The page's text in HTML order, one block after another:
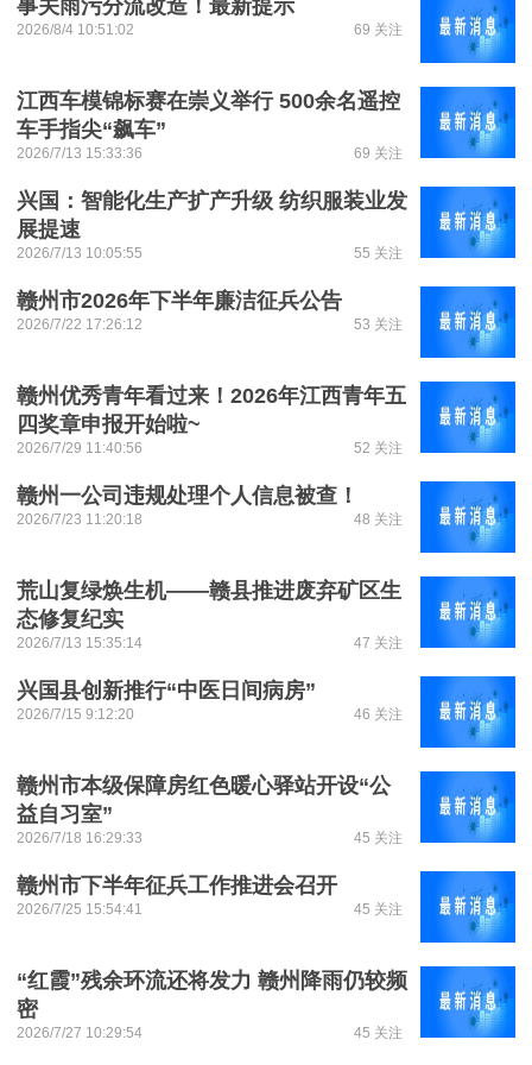
事关雨污分流改造！最新提示
2026/8/4 10:51:02 69 关注
江西车模锦标赛在崇义举行 500余名遥控
车手指尖“飙车”
2026/7/13 15:33:36 69 关注
兴国：智能化生产扩产升级 纺织服装业发
展提速
2026/7/13 10:05:55 55 关注
赣州市2026年下半年廉洁征兵公告
2026/7/22 17:26:12 53 关注
赣州优秀青年看过来！2026年江西青年五
四奖章申报开始啦~
2026/7/29 11:40:56 52 关注
赣州一公司违规处理个人信息被查！
2026/7/23 11:20:18 48 关注
荒山复绿焕生机——赣县推进废弃矿区生
态修复纪实
2026/7/13 15:35:14 47 关注
兴国县创新推行“中医日间病房”
2026/7/15 9:12:20 46 关注
赣州市本级保障房红色暖心驿站开设“公
益自习室”
2026/7/18 16:29:33 45 关注
赣州市下半年征兵工作推进会召开
2026/7/25 15:54:41 45 关注
“红霞”残余环流还将发力 赣州降雨仍较频
密
2026/7/27 10:29:54 45 关注